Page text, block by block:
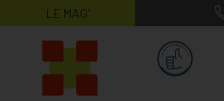
LE MAG’